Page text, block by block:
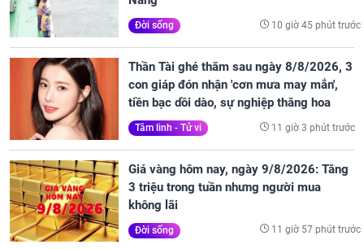
Đời sống 10 giờ 45 phút trước
Thần Tài ghé thăm sau ngày 8/8/2026, 3
con giáp đón nhận 'cơn mưa may mắn',
tiền bạc dồi dào, sự nghiệp thăng hoa
Tâm linh - Tử vi 11 giờ 3 phút trước
Giá vàng hôm nay, ngày 9/8/2026: Tăng
3 triệu trong tuần nhưng người mua
không lãi
Đời sống 11 giờ 57 phút trước